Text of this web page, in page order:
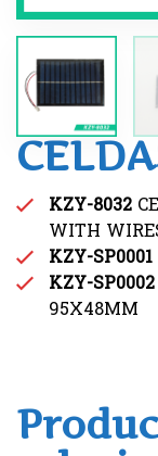
KZY-8032
WITH
KZY-SP0001
KZY-SP0002
95X48MM